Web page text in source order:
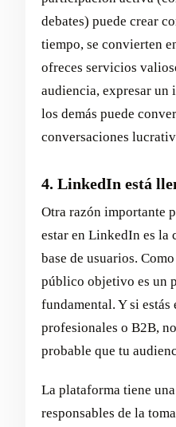
debates) puede crear
tiempo, se convierten
ofreces servicios
audiencia, expresar un
los demás puede
conversaciones
4. LinkedIn está
Otra razón importante
estar en LinkedIn es la
base de usuarios.
público objetivo es un
fundamental. Y si
profesionales o B2B,
probable que tu
La plataforma tiene
responsables de la